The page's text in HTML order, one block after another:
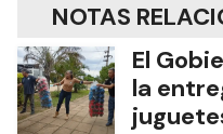
NOTAS
El
la